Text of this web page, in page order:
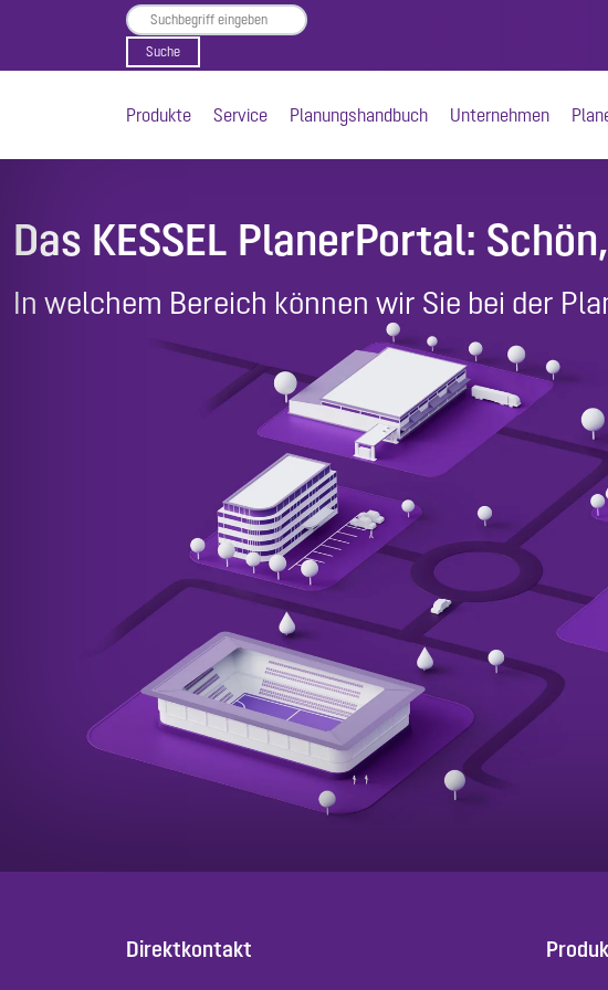
Produkte Service Planungshandbuch Unternehmen
Das KESSEL PlanerPortal:
In welchem Bereich können wir Sie bei der
Direktkontakt